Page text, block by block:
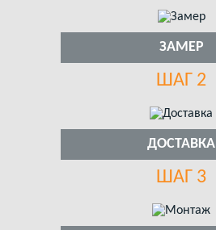
ЗАМЕР
ШАГ 2
ДОСТАВКА
ШАГ 3